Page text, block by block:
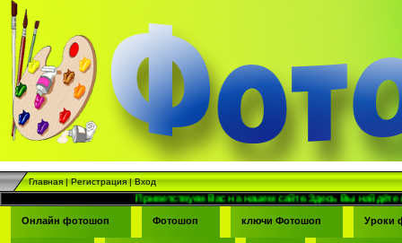
Главная|Регистрация|Вход
Приветствуем Вас на нашем сайте.Здесь Вы найдёте всё
Онлайн фотошоп
Фотошоп ключи Фотошоп Уроки